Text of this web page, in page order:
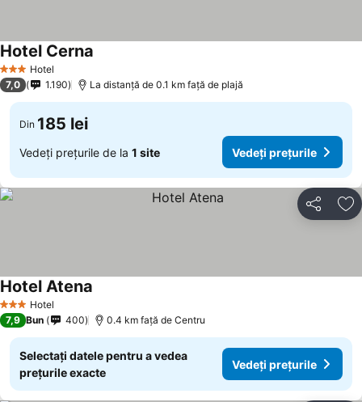
3 SteleHotel
Hotel Cerna
7,0 1.190 La distanță de 0.1 km față de plajă
Din 185 lei
Vedeți prețurile de la 1 site Vedeți prețurile
Distribuiți
3 SteleHotel
Hotel Atena
7,9 Bun 400 0.4 km faţă de Centru
Selectați datele pentru a vedea
prețurile exacte
Vedeți prețurile